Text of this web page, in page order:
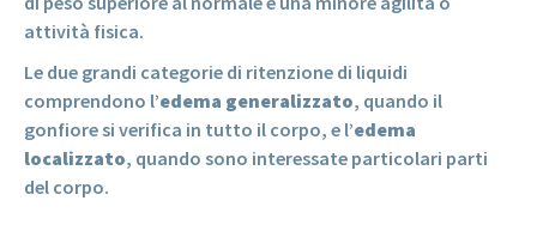
attività fisica.
Le due grandi categorie di ritenzione di liquidi
comprendono l’edema generalizzato, quando il
gonfiore si verifica in tutto il corpo, e l’edema
localizzato, quando sono interessate particolari parti
del corpo.